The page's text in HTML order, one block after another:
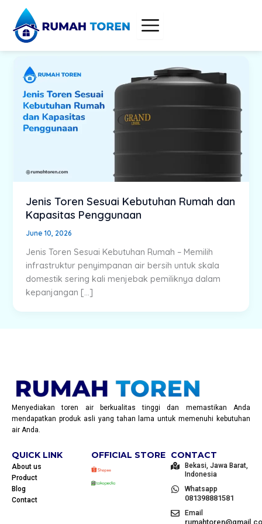
content
Jenis Toren Sesuai Kebutuhan Rumah dan
Kapasitas Penggunaan
June 10, 2026
Jenis Toren Sesuai Kebutuhan Rumah – Memilih
infrastruktur penyimpanan air bersih untuk skala
domestik sering kali menjebak pemiliknya dalam
kepanjangan […]
Menyediakan toren air berkualitas tinggi dan memastikan Anda
mendapatkan produk asli yang tahan lama untuk memenuhi kebutuhan
air Anda.
QUICK LINK
About us
Product
Blog
Contact
OFFICIAL STORE CONTACT
Bekasi, Jawa Barat,
Indonesia
Whatsapp
081398881581
Email